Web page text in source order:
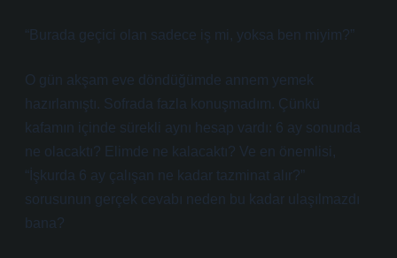
“Burada geçici olan sadece iş mi, yoksa ben miyim?”
O gün akşam eve döndüğümde annem yemek
hazırlamıştı. Sofrada fazla konuşmadım. Çünkü
kafamın içinde sürekli aynı hesap vardı: 6 ay sonunda
ne olacaktı? Elimde ne kalacaktı? Ve en önemlisi,
“İşkurda 6 ay çalışan ne kadar tazminat alır?”
sorusunun gerçek cevabı neden bu kadar ulaşılmazdı
bana?